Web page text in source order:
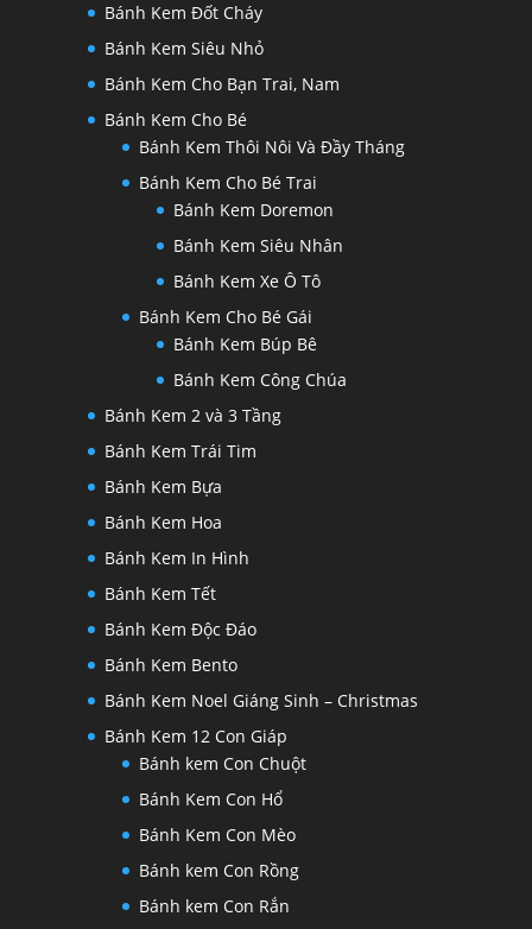
Bánh Kem Đốt Cháy
Bánh Kem Siêu Nhỏ
Bánh Kem Cho Bạn Trai, Nam
Bánh Kem Cho Bé
Bánh Kem Thôi Nôi Và Đầy Tháng
Bánh Kem Cho Bé Trai
Bánh Kem Doremon
Bánh Kem Siêu Nhân
Bánh Kem Xe Ô Tô
Bánh Kem Cho Bé Gái
Bánh Kem Búp Bê
Bánh Kem Công Chúa
Bánh Kem 2 và 3 Tầng
Bánh Kem Trái Tim
Bánh Kem Bựa
Bánh Kem Hoa
Bánh Kem In Hình
Bánh Kem Tết
Bánh Kem Độc Đáo
Bánh Kem Bento
Bánh Kem Noel Giáng Sinh – Christmas
Bánh Kem 12 Con Giáp
Bánh kem Con Chuột
Bánh Kem Con Hổ
Bánh Kem Con Mèo
Bánh kem Con Rồng
Bánh kem Con Rắn